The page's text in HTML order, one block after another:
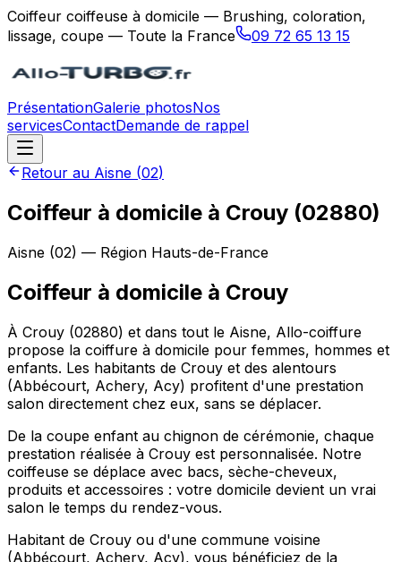
Coiffeur coiffeuse à domicile — Brushing, coloration,
lissage, coupe — Toute la France
09 72 65 13 15
PrésentationGalerie photosNos
servicesContactDemande de rappel
Retour au Aisne (02)
Coiffeur à domicile à Crouy (02880)
Aisne (02) — Région Hauts-de-France
Coiffeur à domicile à Crouy
À Crouy (02880) et dans tout le Aisne, Allo-coiffure
propose la coiffure à domicile pour femmes, hommes et
enfants. Les habitants de Crouy et des alentours
(Abbécourt, Achery, Acy) profitent d'une prestation
salon directement chez eux, sans se déplacer.
De la coupe enfant au chignon de cérémonie, chaque
prestation réalisée à Crouy est personnalisée. Notre
coiffeuse se déplace avec bacs, sèche-cheveux,
produits et accessoires : votre domicile devient un vrai
salon le temps du rendez-vous.
Habitant de Crouy ou d'une commune voisine
(Abbécourt, Achery, Acy), vous bénéficiez de la